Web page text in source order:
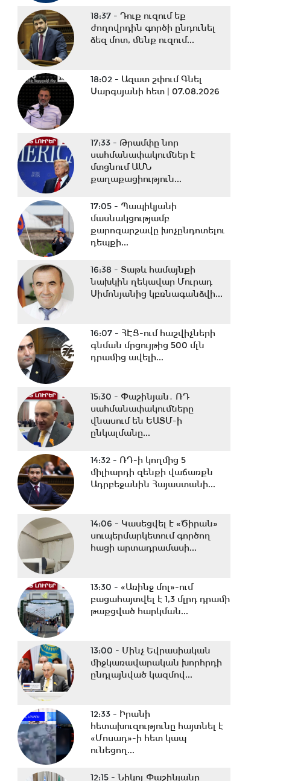
18:37 - Դուք ուզում եք
ժողովրդին գործի ընդունել
ձեզ մոտ, մենք ուզում...
18:02 - Ազատ շփում Գնել
Սարգսյանի հետ | 07.08.2026
17:33 - Թրամփը նոր
սահմանափակումներ է
մտցնում ԱՄՆ
քաղաքացիություն...
17:05 - Պապիկյանի
մասնակցությամբ
քարոզարշավը խոչընդոտելու
դեպքի...
16:38 - Տաթև համայնքի
նախկին ղեկավար Մուրադ
Սիմոնյանից կբռնագանձվի...
16:07 - ՀԷՑ-ում հաշվիչների
գնման մրցույթից 500 մլն
դրամից ավելի...
15:30 - Փաշինյան․ ՌԴ
սահմանափակումները
վնասում են ԵԱՏՄ-ի
ընկալմանը...
14:32 - ՌԴ-ի կողմից 5
միլիարդի զենքի վաճառքն
Ադրբեջանին Հայաստանի...
14:06 - Կասեցվել է «Ծիրան»
սուպերմարկետում գործող
հացի արտադրամասի...
13:30 - «Առինջ մոլ»-ում
բացահայտվել է 1,3 մլրդ դրամի
թաքցված հարկման...
13:00 - Մինչ Եվրասիական
միջկառավարական խորհրդի
ընդլայնված կազմով...
12:33 - Իրանի
հետախուզությունը հայտնել է
«Մոսադ»-ի հետ կապ
ունեցող...
12:15 -Նիկոլ Փաշինյանը